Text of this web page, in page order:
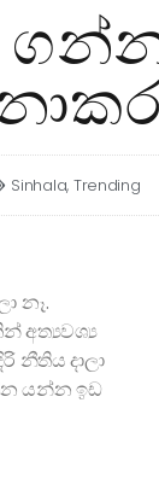
Sinhala, Trending
නෑ.
අත්‍යවශ්‍ය
නීතිය දාලා
යන්න ඉඩ